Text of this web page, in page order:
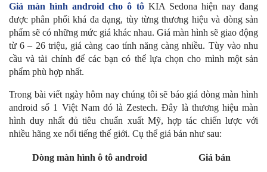
Giá màn hình android cho ô tôKIA Sedona hiện nay đang
được phân phối khá đa dạng, tùy từng thương hiệu và dòng sản
phẩm sẽ có những mức giá khác nhau. Giá màn hình sẽ giao động
từ 6 – 26 triệu, giá càng cao tính năng càng nhiều. Tùy vào nhu
cầu và tài chính để các bạn có thể lựa chọn cho mình một sản
phẩm phù hợp nhất.
Trong bài viết ngày hôm nay chúng tôi sẽ báo giá dòng màn hình
android số 1 Việt Nam đó là Zestech. Đây là thương hiệu màn
hình duy nhất đủ tiêu chuẩn xuất Mỹ, hợp tác chiến lược với
nhiều hãng xe nổi tiếng thế giới. Cụ thể giá bán như sau:
Dòng màn hình ô tô android Giá bán